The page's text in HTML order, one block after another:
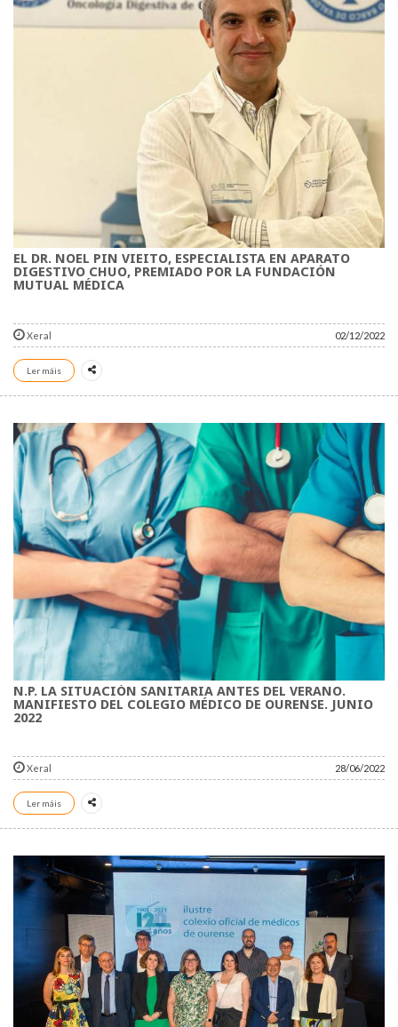
EL DR. NOEL PIN VIEITO, ESPECIALISTA EN APARATO
DIGESTIVO CHUO, PREMIADO POR LA FUNDACIÓN
MUTUAL MÉDICA
Xeral 02/12/2022
Ler máis
N.P. LA SITUACIÓN SANITARIA ANTES DEL VERANO.
MANIFIESTO DEL COLEGIO MÉDICO DE OURENSE. JUNIO
2022
Xeral 28/06/2022
Ler máis